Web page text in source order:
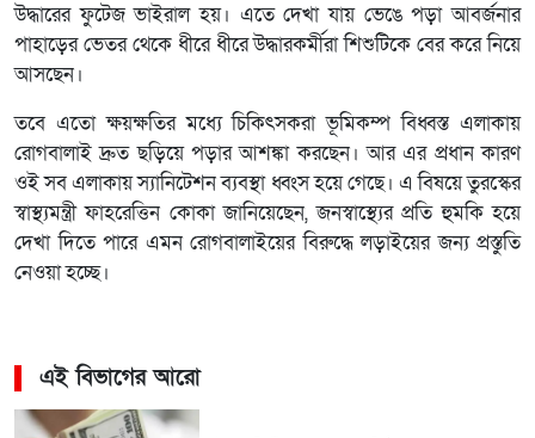
উদ্ধারের ফুটেজ ভাইরাল হয়। এতে দেখা যায় ভেঙে পড়া আবর্জনার
পাহাড়ের ভেতর থেকে ধীরে ধীরে উদ্ধারকর্মীরা শিশুটিকে বের করে নিয়ে
আসছেন।
তবে এতো ক্ষয়ক্ষতির মধ্যে চিকিৎসকরা ভূমিকম্প বিধ্বস্ত এলাকায়
রোগবালাই দ্রুত ছড়িয়ে পড়ার আশঙ্কা করছেন। আর এর প্রধান কারণ
ওই সব এলাকায় স্যানিটেশন ব্যবস্থা ধ্বংস হয়ে গেছে। এ বিষয়ে তুরস্কের
স্বাস্থ্যমন্ত্রী ফাহরেত্তিন কোকা জানিয়েছেন, জনস্বাস্থ্যের প্রতি হুমকি হয়ে
দেখা দিতে পারে এমন রোগবালাইয়ের বিরুদ্ধে লড়াইয়ের জন্য প্রস্তুতি
নেওয়া হচ্ছে।
এই বিভাগের আরো